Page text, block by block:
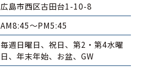
広島市西区古田台1-10-8
AM8:45～PM5:45
毎週日曜日、祝日、第2・第4水曜
日、年末年始、お盆、GW